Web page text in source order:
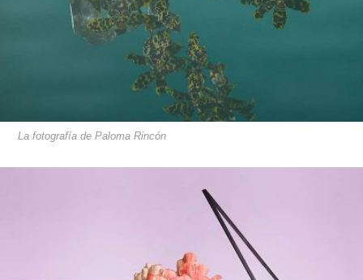
La fotografía de Paloma Rincón